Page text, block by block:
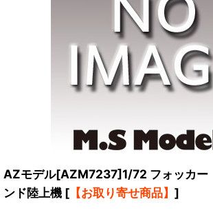
AZモデル[AZM7237]1/72 フォッカ
ンド陸上機 [ 【お取り寄せ商品】 ]